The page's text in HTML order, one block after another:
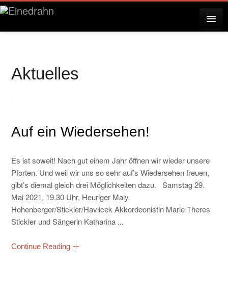
RESERVIERUNG
ÜBER EINEDRAHN
PRESSE
Aktuelles
Auf ein Wiedersehen!
Es ist soweit! Nach gut einem Jahr öffnen wir wieder unsere
Pforten. Und weil wir uns so sehr auf’s Wiedersehen freuen,
gibt’s diemal gleich drei Möglichkeiten dazu. Samstag 29.
Mai 2021, 19.30 Uhr, Heuriger Maly
Hohenberger/Stickler/Havlicek Akkordeonistin Marie Theres
Stickler und Sängerin Katharina ...
Continue Reading